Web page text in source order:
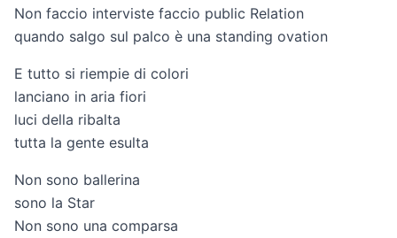
Non faccio interviste faccio public Relation
quando salgo sul palco è una standing ovation
E tutto si riempie di colori
lanciano in aria fiori
luci della ribalta
tutta la gente esulta
Non sono ballerina
sono la Star
Non sono una comparsa